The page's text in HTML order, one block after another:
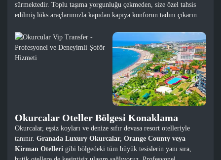
sürmektedir. Toplu taşıma yorgunluğu çekmeden, size özel tahsis
edilmiş lüks araçlarımızla kapıdan kapıya konforun tadını çıkarın.
Okurcalar Oteller Bölgesi Konaklama
Okurcalar, eşsiz koyları ve denize sıfır devasa resort otelleriyle
tanınır.Granada Luxury Okurcalar, Orange County veya
Kirman Otelleri gibi bölgedeki tüm büyük tesislerin yanı sıra,